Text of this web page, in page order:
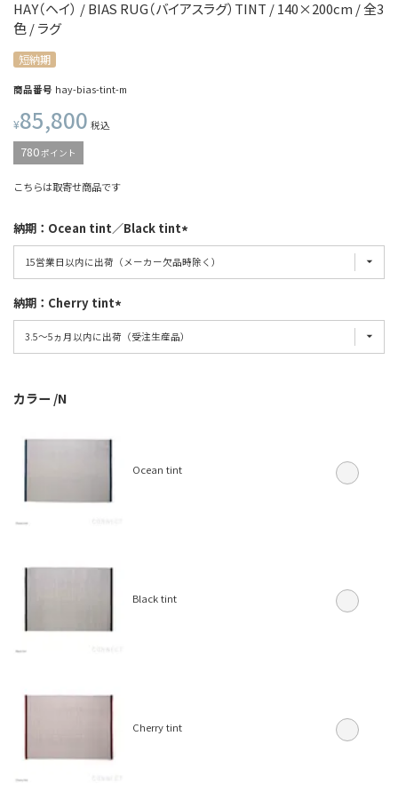
HAY（ヘイ） / BIAS RUG（バイアスラグ）TINT / 140×200cm / 全3
色 / ラグ
短納期
商品番号 hay-bias-tint-m
¥85,800 税込
780ポイント
こちらは取寄せ商品です
納期：Ocean tint／Black tint
納期：Cherry tint
カラー N
Ocean tint
Black tint
Cherry tint